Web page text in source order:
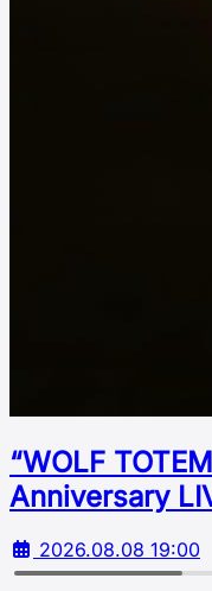
“WOLF
Аnniversary
2026.08.08 19:00